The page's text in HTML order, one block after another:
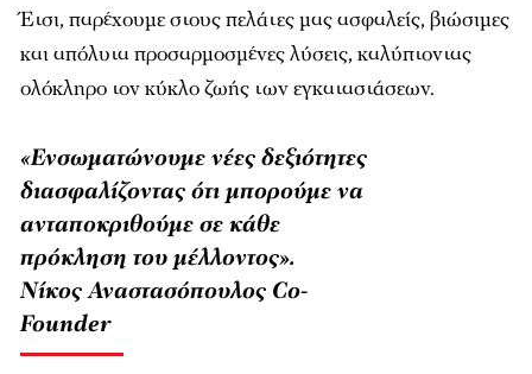
Έτσι, παρέχουμε στους πελάτες μας ασφαλείς, βιώσιμες
και απόλυτα προσαρμοσμένες λύσεις, καλύπτοντας
ολόκληρο τον κύκλο ζωής των εγκαταστάσεων.
«Ενσωματώνουμε νέες δεξιότητες
διασφαλίζοντας ότι μπορούμε να
ανταποκριθούμε σε κάθε
πρόκληση του μέλλοντος».
Νίκος Αναστασόπουλος Co-
Founder